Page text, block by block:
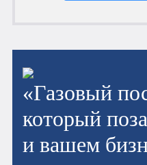
«Газовый
который
и вашем